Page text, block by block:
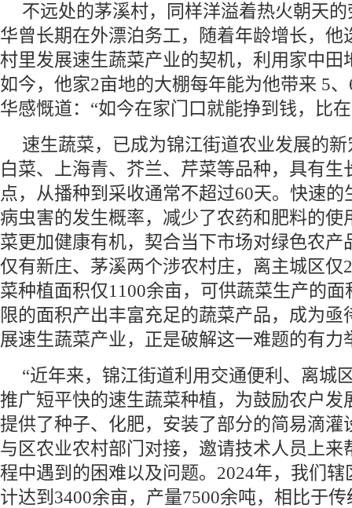
不远处的茅溪村，同样洋溢着热火朝天
华曾长期在外漂泊务工，随着年龄增长，他
村里发展速生蔬菜产业的契机，利用家中田
如今，他家2亩地的大棚每年能为他带来 5
华感慨道：“如今在家门口就能挣到钱，比
速生蔬菜，已成为锦江街道农业发展的
白菜、上海青、芥兰、芹菜等品种，具有生
点，从播种到采收通常不超过60天。快速
病虫害的发生概率，减少了农药和肥料的使
菜更加健康有机，契合当下市场对绿色农产
仅有新庄、茅溪两个涉农村庄，离主城区仅
菜种植面积仅1100余亩，可供蔬菜生产的
限的面积产出丰富充足的蔬菜产品，成为亟
展速生蔬菜产业，正是破解这一难题的有
“近年来，锦江街道利用交通便利、离城
推广短平快的速生蔬菜种植，为鼓励农户发
提供了种子、化肥，安装了部分的简易滴灌
与区农业农村部门对接，邀请技术人员上来
程中遇到的困难以及问题。2024年，我们
计达到3400余亩，产量7500余吨，相比于